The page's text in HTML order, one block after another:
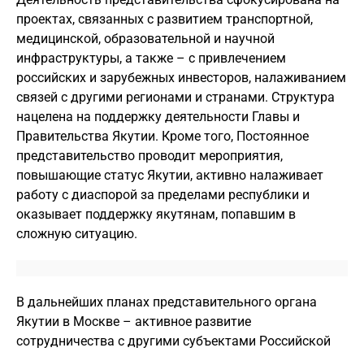
проектах, связанных с развитием транспортной,
медицинской, образовательной и научной
инфраструктуры, а также – с привлечением
российских и зарубежных инвесторов, налаживанием
связей с другими регионами и странами. Структура
нацелена на поддержку деятельности Главы и
Правительства Якутии. Кроме того, Постоянное
представительство проводит мероприятия,
повышающие статус Якутии, активно налаживает
работу с диаспорой за пределами республики и
оказывает поддержку якутянам, попавшим в
сложную ситуацию.
В дальнейших планах представительного органа
Якутии в Москве – активное развитие
сотрудничества с другими субъектами Российской